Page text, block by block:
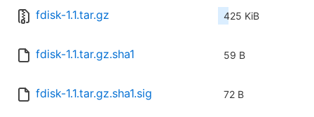
fdisk-1.1.tar.gz 425 KiB
fdisk-1.1.tar.gz.sha1 59 B
fdisk-1.1.tar.gz.sha1.sig 72 B